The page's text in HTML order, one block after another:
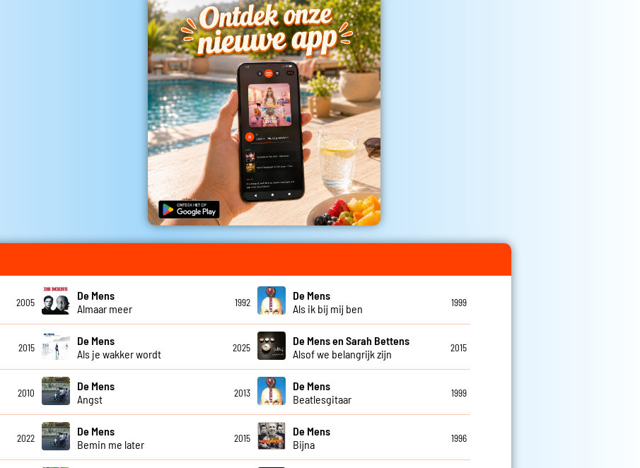
2005
De Mens
Almaar meer
1992
De Mens
Als ik bij mij ben
1999
2015
De Mens
Als je wakker wordt
2025
De Mens en Sarah Bettens
Alsof we belangrijk zijn
2015
2010
De Mens
Angst
2013
De Mens
Beatlesgitaar
1999
2022
De Mens
Bemin me later
2015
De Mens
Bijna
1996